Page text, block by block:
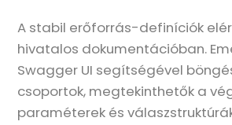
A stabil erőforrás-definíciók
hivatalos dokumentációban.
Swagger UI segítségével
csoportok, megtekinthetők a
paraméterek és